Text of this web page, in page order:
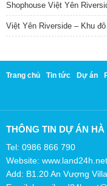
Shophouse Việt Yên
Việt Yên Riverside – Khu
Trang chủ Tin tức Dự án
THÔNG TIN DỰ ÁN HÀ
Tel: 0986 866 790
Website: www.land24h.net
Add: B1.20 An Vượng